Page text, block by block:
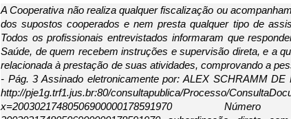
A Cooperativa não realiza qualquer fiscalização ou
dos supostos cooperados e nem presta qualquer tipo de
Todos os profissionais entrevistados informaram que
Saúde, de quem recebem instruções e supervisão direta, e a
relacionada à prestação de suas atividades, comprovando a
- Pág. 3 Assinado eletronicamente por: ALEX SCHRAMM DE
http://pje1g.trf1.jus.br:80/consultapublica/Processo/
x=20030217480506900000178591970